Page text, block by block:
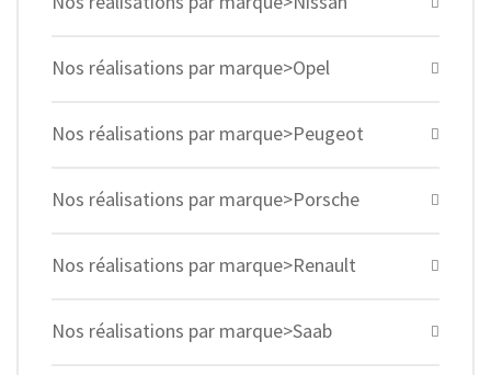
Nos réalisations par marque>Opel
Nos réalisations par marque>Peugeot
Nos réalisations par marque>Porsche
Nos réalisations par marque>Renault
Nos réalisations par marque>Saab